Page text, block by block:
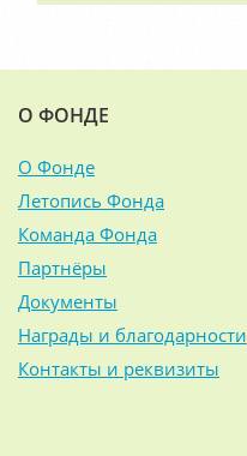
О ФОНДЕ
О Фонде
Летопись Фонда
Команда Фонда
Партнёры
Документы
Награды и благодарности
Контакты и реквизиты